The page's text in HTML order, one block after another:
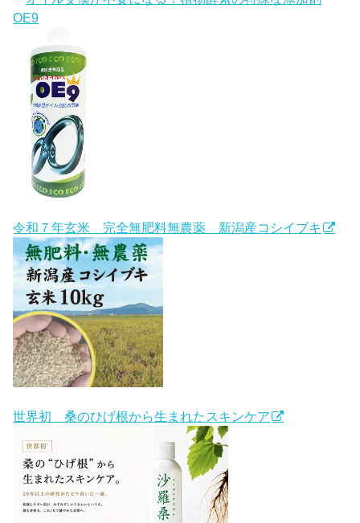
OE9
令和７年玄米 完全無肥料無農薬 新潟産コシイブキ
世界初 桑のひげ根から生まれたスキンケア